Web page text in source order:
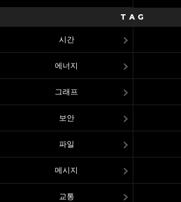
TAG
시간
에너지
그래프
보안
파일
메시지
교통